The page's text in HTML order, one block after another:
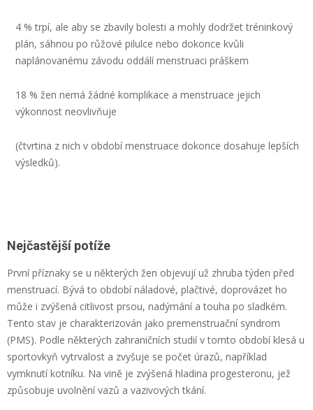
4 % trpí, ale aby se zbavily bolesti a mohly dodržet tréninkový
plán, sáhnou po růžové pilulce nebo dokonce kvůli
naplánovanému závodu oddálí menstruaci práškem
18 % žen nemá žádné komplikace a menstruace jejich
výkonnost neovlivňuje
(čtvrtina z nich v období menstruace dokonce dosahuje lepších
výsledků).
Nejčastější potíže
První příznaky se u některých žen objevují už zhruba týden před
menstruací. Bývá to období náladové, plačtivé, doprovázet ho
může i zvýšená citlivost prsou, nadýmání a touha po sladkém.
Tento stav je charakterizován jako premenstruační syndrom
(PMS). Podle některých zahraničních studií v tomto období klesá u
sportovkyň vytrvalost a zvyšuje se počet úrazů, například
vymknutí kotníku. Na vině je zvýšená hladina progesteronu, jež
způsobuje uvolnění vazů a vazivových tkání.